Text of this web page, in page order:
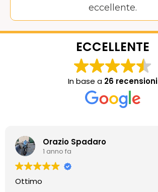
eccellente.
ECCELLENTE
In base a 26 recensioni
Orazio Spadaro
1 anno fa
Ottimo